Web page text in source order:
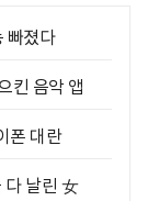
빠졌다
킨 음악 앱
폰 대란
날린 女